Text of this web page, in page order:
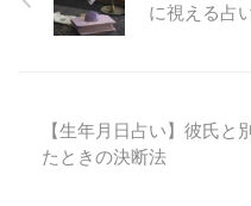
に視える占
【生年月日占い】彼氏と
たときの決断法